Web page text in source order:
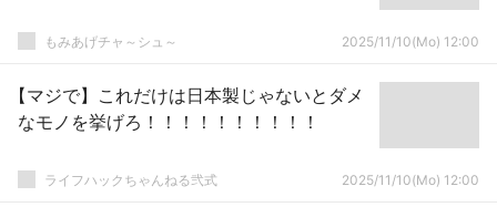
もみあげチャ～シュ～ 2025/11/10(Mo) 12:00
【マジで】これだけは日本製じゃないとダメ
なモノを挙げろ！！！！！！！！！！
ライフハックちゃんねる弐式 2025/11/10(Mo) 12:00